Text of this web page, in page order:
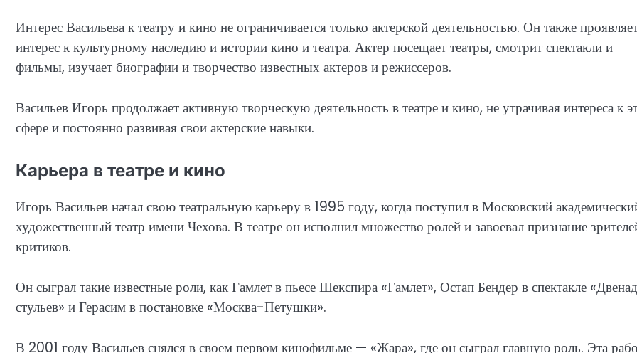
Интерес Васильева к театру и кино не ограничивается только актерской деятельностью. Он также
интерес к культурному наследию и истории кино и театра. Актер посещает театры, смотрит спектакли и
фильмы, изучает биографии и творчество известных актеров и режиссеров.
Васильев Игорь продолжает активную творческую деятельность в театре и кино, не утрачивая интереса к
сфере и постоянно развивая свои актерские навыки.
Карьера в театре и кино
Игорь Васильев начал свою театральную карьеру в 1995 году, когда поступил в Московский
художественный театр имени Чехова. В театре он исполнил множество ролей и завоевал признание
критиков.
Он сыграл такие известные роли, как Гамлет в пьесе Шекспира «Гамлет», Остап Бендер в спектакле
стульев» и Герасим в постановке «Москва-Петушки».
В 2001 году Васильев снялся в своем первом кинофильме — «Жара», где он сыграл главную роль. Эта